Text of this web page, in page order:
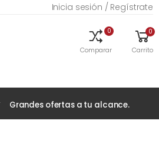
Inicia sesión / Regístrate
0
Comparar
0
Carrito
Grandes ofertas a tu alcance.